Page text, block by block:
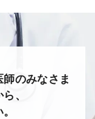
のみなさま
、